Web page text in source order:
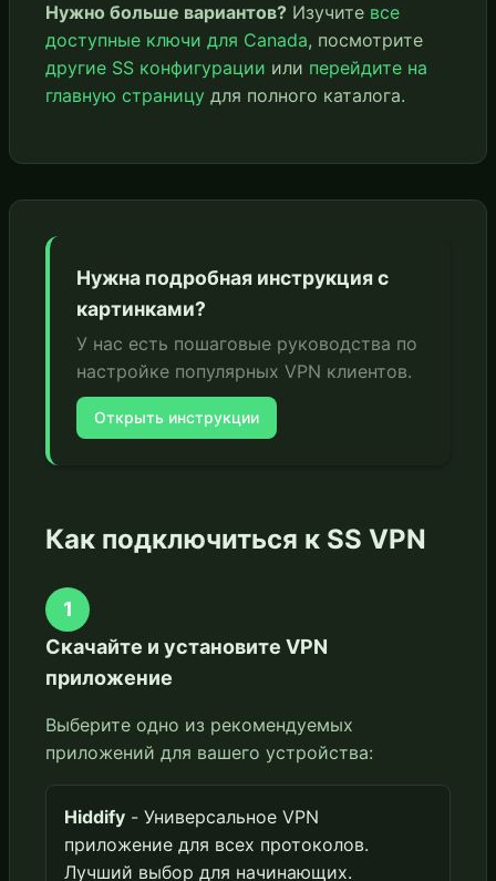
Нужно больше вариантов? Изучите все
доступные ключи для Canada, посмотрите
другие SS конфигурации или перейдите на
главную страницу для полного каталога.
Нужна подробная инструкция с
картинками?
У нас есть пошаговые руководства по
настройке популярных VPN клиентов.
Открыть инструкции
Как подключиться к SS VPN
1
Скачайте и установите VPN
приложение
Выберите одно из рекомендуемых
приложений для вашего устройства:
Hiddify - Универсальное VPN
приложение для всех протоколов.
Лучший выбор для начинающих.